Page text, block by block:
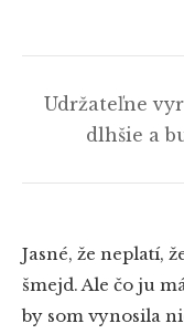
Udržateľne
dlhšie a
Jasné, že neplatí,
šmejd. Ale čo ju
by som vynosila